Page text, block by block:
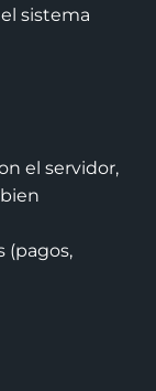
sistema
el servidor,
(pagos,